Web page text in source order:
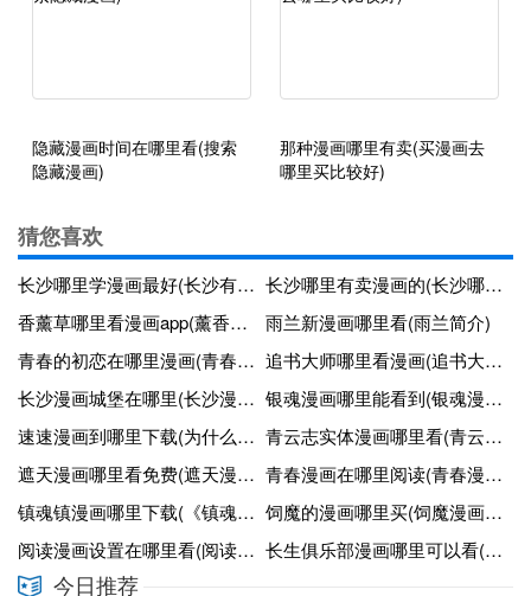
隐藏漫画时间在哪里看(搜索
隐藏漫画)
那种漫画哪里有卖(买漫画去
哪里买比较好)
猜您喜欢
长沙哪里学漫画最好(长沙有专教漫画的培训机构吗)
长沙哪里有卖漫画的(长沙哪里有漫画展)
香薰草哪里看漫画app(薰香草的花长什么样)
雨兰新漫画哪里看(雨兰简介)
青春的初恋在哪里漫画(青春的校园初恋的地方那首歌)
追书大师哪里看漫画(追书大师漫画小说2合1下载)
长沙漫画城堡在哪里(长沙漫画展览)
银魂漫画哪里能看到(银魂漫画从哪里跟tv连接)
速速漫画到哪里下载(为什么速速动漫看不了了)
青云志实体漫画哪里看(青云志官方)
遮天漫画哪里看免费(遮天漫画哪里看免费的)
青春漫画在哪里阅读(青春漫画台)
镇魂镇漫画哪里下载(《镇魂》漫画全集)
饲魔的漫画哪里买(饲魔漫画完全版)
阅读漫画设置在哪里看(阅读app漫画设置)
长生俱乐部漫画哪里可以看(长生俱乐部陈默)
今日推荐